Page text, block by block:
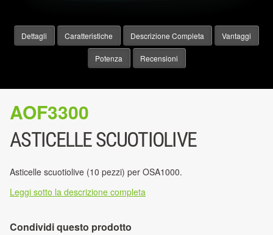
Dettagli Caratteristiche Descrizione Completa Vantaggi
Potenza Recensioni
AOF3300
ASTICELLE SCUOTIOLIVE
Asticelle scuotiolive (10 pezzi) per OSA1000.
Leggi sotto la descrizione completa
Condividi questo prodotto